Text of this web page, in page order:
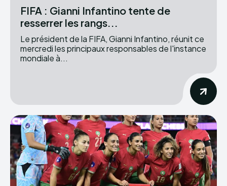
FIFA : Gianni Infantino tente de
resserrer les rangs...
Le président de la FIFA, Gianni Infantino, réunit ce
mercredi les principaux responsables de l'instance
mondiale à...